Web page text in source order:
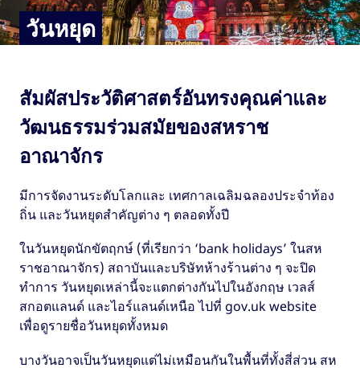
วันหยุด
สัมผัสประวัติศาสตร์อันทรงคุณค่าและ
วัฒนธรรมร่วมสมัยของสหราช
อาณาจักร
มีการจัดงานระดับโลกและ เทศกาลเฉลิมฉลองประจำท้อง
ถิ่น และวันหยุดสำคัญต่าง ๆ ตลอดทั้งปี
ในวันหยุดนักขัตฤกษ์ (ที่เรียกว่า ‘bank holidays’ ในสห
ราชอาณาจักร) สถาบันและบริษัทห้างร้านต่าง ๆ จะปิด
ทำการ วันหยุดเหล่านี้จะแตกต่างกันไปในอังกฤษ เวลส์
สกอตแลนด์ และไอร์แลนด์เหนือ ไปที่ gov.uk website
เพื่อดูรายชื่อวันหยุดทั้งหมด
บางวันอาจเป็นวันหยุดแต่ไม่เหมือนกันในพื้นที่ทั้งสี่ส่วน สห